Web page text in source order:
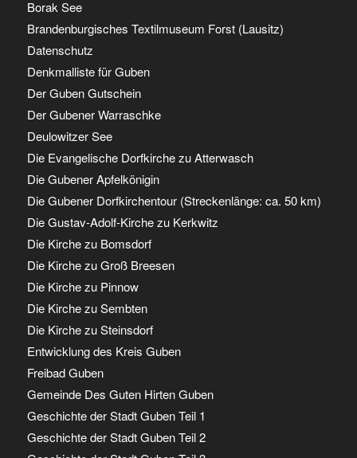
Borak See
Brandenburgisches Textilmuseum Forst (Lausitz)
Datenschutz
Denkmalliste für Guben
Der Guben Gutschein
Der Gubener Warraschke
Deulowitzer See
Die Evangelische Dorfkirche zu Atterwasch
Die Gubener Apfelkönigin
Die Gubener Dorfkirchentour (Streckenlänge: ca. 50 km)
Die Gustav-Adolf-Kirche zu Kerkwitz
Die Kirche zu Bomsdorf
Die Kirche zu Groß Breesen
Die Kirche zu Pinnow
Die Kirche zu Sembten
Die Kirche zu Steinsdorf
Entwicklung des Kreis Guben
Freibad Guben
Gemeinde Des Guten Hirten Guben
Geschichte der Stadt Guben Teil 1
Geschichte der Stadt Guben Teil 2